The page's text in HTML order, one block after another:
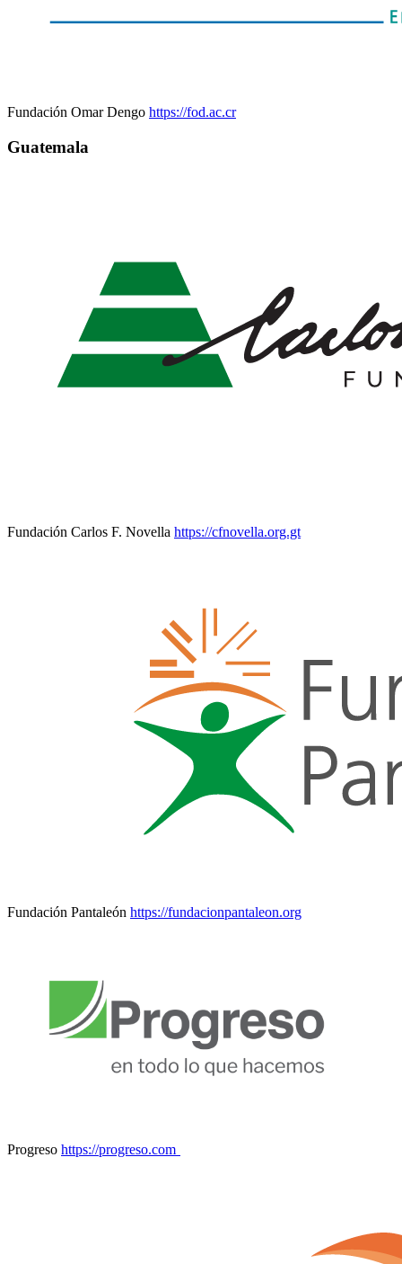
Fundación Omar Dengo https://fod.ac.cr
Guatemala
Fundación Carlos F. Novella https://cfnovella.org.gt
Fundación Pantaleón https://fundacionpantaleon.org
Progreso https://progreso.com